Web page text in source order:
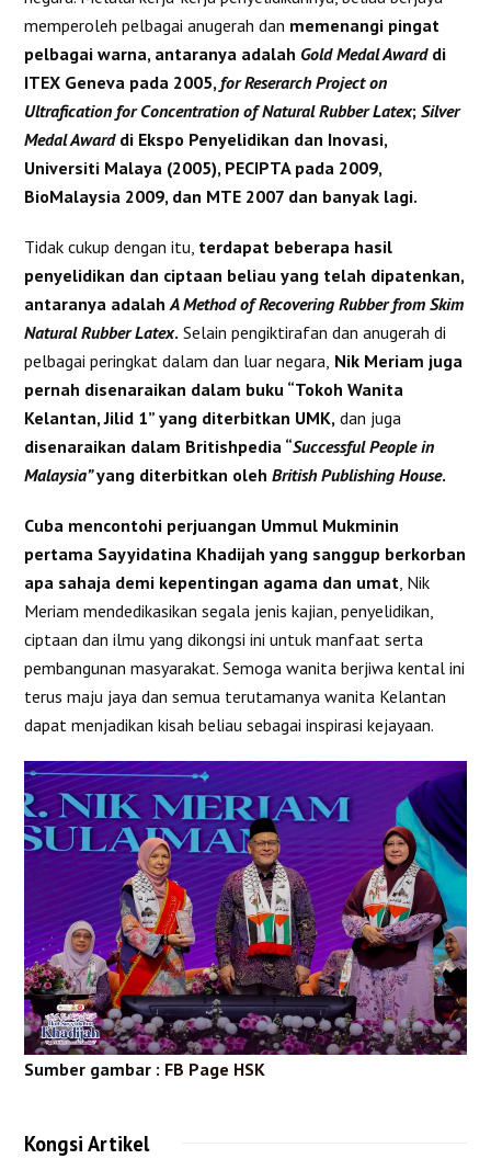
memperoleh pelbagai anugerah dan memenangi pingat
pelbagai warna, antaranya adalah Gold Medal Awarddi
ITEX Geneva pada 2005, for Reserarch Project on
Ultrafication for Concentration of Natural Rubber Latex;Silver
Medal Awarddi Ekspo Penyelidikan dan Inovasi,
Universiti Malaya (2005), PECIPTA pada 2009,
BioMalaysia 2009, dan MTE 2007 dan banyak lagi.
Tidak cukup dengan itu, terdapat beberapa hasil
penyelidikan dan ciptaan beliau yang telah dipatenkan,
antaranya adalahA Method of Recovering Rubber from Skim
Natural Rubber Latex. Selain pengiktirafan dan anugerah di
pelbagai peringkat dalam dan luar negara, Nik Meriam juga
pernah disenaraikan dalam buku “Tokoh Wanita
Kelantan, Jilid 1” yang diterbitkan UMK, dan juga
disenaraikan dalam Britishpedia “Successful People in
Malaysia”yang diterbitkan olehBritish Publishing House.
Cuba mencontohi perjuangan Ummul Mukminin
pertama Sayyidatina Khadijah yang sanggup berkorban
apa sahaja demi kepentingan agama dan umat , Nik
Meriam mendedikasikan segala jenis kajian, penyelidikan,
ciptaan dan ilmu yang dikongsi ini untuk manfaat serta
pembangunan masyarakat. Semoga wanita berjiwa kental ini
terus maju jaya dan semua terutamanya wanita Kelantan
dapat menjadikan kisah beliau sebagai inspirasi kejayaan.
Sumber gambar : FB Page HSK
Kongsi Artikel